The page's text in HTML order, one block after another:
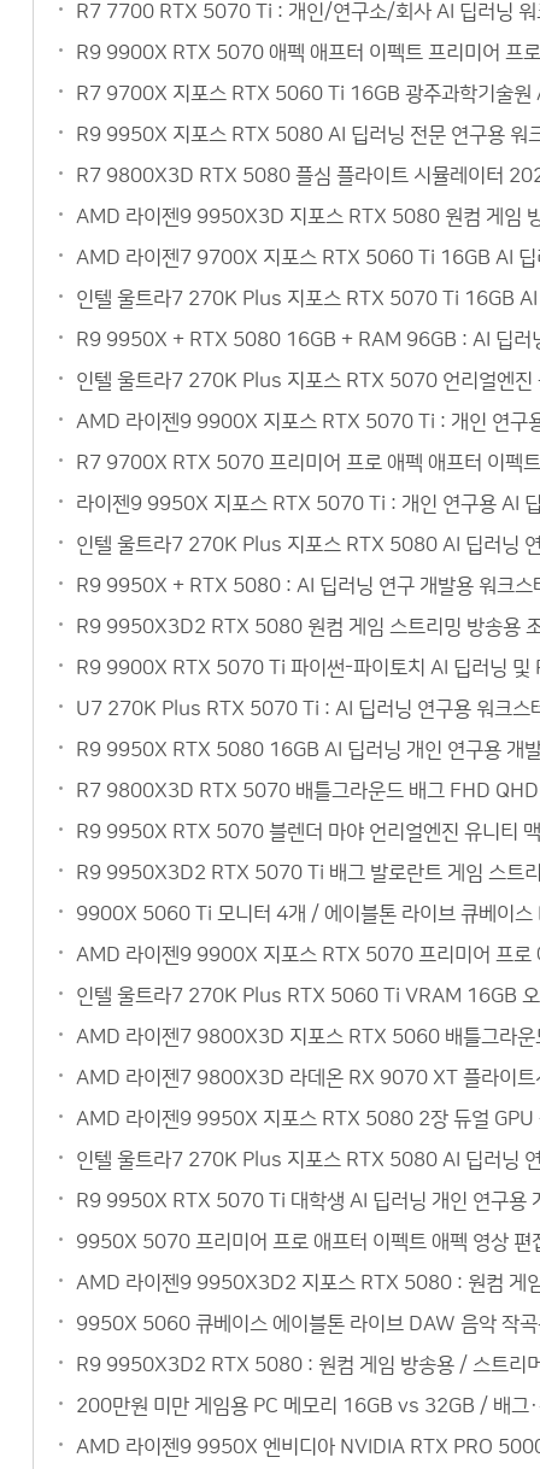
R7 7700 RTX 5070 Ti : 개인/연구소/회사 AI 딥러닝 워
R9 9900X RTX 5070 애펙 애프터 이펙트 프리미어 프
R7 9700X 지포스 RTX 5060 Ti 16GB 광주과학기술원
R9 9950X 지포스 RTX 5080 AI 딥러닝 전문 연구용 워
R7 9800X3D RTX 5080 플심 플라이트 시뮬레이터
AMD 라이젠9 9950X3D 지포스 RTX 5080 원컴 게임
AMD 라이젠7 9700X 지포스 RTX 5060 Ti 16GB AI 딥
인텔 울트라7 270K Plus 지포스 RTX 5070 Ti 16GB AI
R9 9950X + RTX 5080 16GB + RAM 96GB : AI 딥러
인텔 울트라7 270K Plus 지포스 RTX 5070 언리얼엔진
AMD 라이젠9 9900X 지포스 RTX 5070 Ti : 개인 연구
R7 9700X RTX 5070 프리미어 프로 애펙 애프터 이펙
라이젠9 9950X 지포스 RTX 5070 Ti : 개인 연구용 AI
인텔 울트라7 270K Plus 지포스 RTX 5080 AI 딥러닝
R9 9950X + RTX 5080 : AI 딥러닝 연구 개발용 워크스
R9 9950X3D2 RTX 5080 원컴 게임 스트리밍 방송용
R9 9900X RTX 5070 Ti 파이썬-파이토치 AI 딥러닝 및
U7 270K Plus RTX 5070 Ti : AI 딥러닝 연구용 워크스
R9 9950X RTX 5080 16GB AI 딥러닝 개인 연구용 개
R7 9800X3D RTX 5070 배틀그라운드 배그 FHD QHD
R9 9950X RTX 5070 블렌더 마야 언리얼엔진 유니티
R9 9950X3D2 RTX 5070 Ti 배그 발로란트 게임 스트
9900X 5060 Ti 모니터 4개 / 에이블톤 라이브 큐베이스
AMD 라이젠9 9900X 지포스 RTX 5070 프리미어 프로
인텔 울트라7 270K Plus RTX 5060 Ti VRAM 16GB 오
AMD 라이젠7 9800X3D 지포스 RTX 5060 배틀그라운
AMD 라이젠7 9800X3D 라데온 RX 9070 XT 플라이트
AMD 라이젠9 9950X 지포스 RTX 5080 2장 듀얼 GPU
인텔 울트라7 270K Plus 지포스 RTX 5080 AI 딥러닝
R9 9950X RTX 5070 Ti 대학생 AI 딥러닝 개인 연구용
9950X 5070 프리미어 프로 애프터 이펙트 애펙 영상 편
AMD 라이젠9 9950X3D2 지포스 RTX 5080 : 원컴 게
9950X 5060 큐베이스 에이블톤 라이브 DAW 음악 작
R9 9950X3D2 RTX 5080 : 원컴 게임 방송용 / 스트리
200만원 미만 게임용 PC 메모리 16GB vs 32GB / 배그
AMD 라이젠9 9950X 엔비디아 NVIDIA RTX PRO